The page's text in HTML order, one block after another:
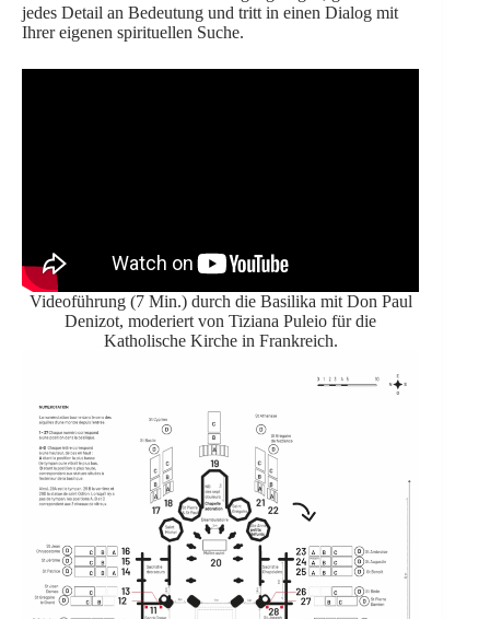
jedes Detail an Bedeutung und tritt in einen Dialog mit
Ihrer eigenen spirituellen Suche.
Videoführung (7 Min.) durch die Basilika mit Don Paul
Denizot, moderiert von Tiziana Puleio für die
Katholische Kirche in Frankreich.